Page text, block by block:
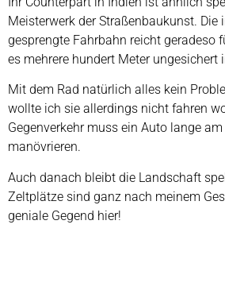
Meisterwerk der Straßenbaukunst. Die
gesprengte Fahrbahn reicht geradeso
es mehrere hundert Meter ungesichert
Mit dem Rad natürlich alles kein
wollte ich sie allerdings nicht fahren
Gegenverkehr muss ein Auto lange
manövrieren.
Auch danach bleibt die Landschaft
Zeltplätze sind ganz nach meinem
geniale Gegend hier!